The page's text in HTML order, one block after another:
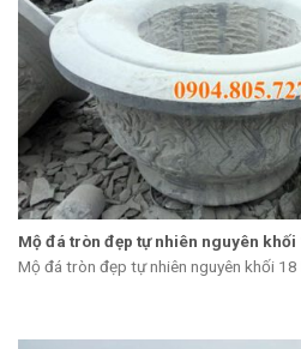
Mộ đá tròn đẹp tự nhiên nguyên khối
Mộ đá tròn đẹp tự nhiên nguyên khối 18